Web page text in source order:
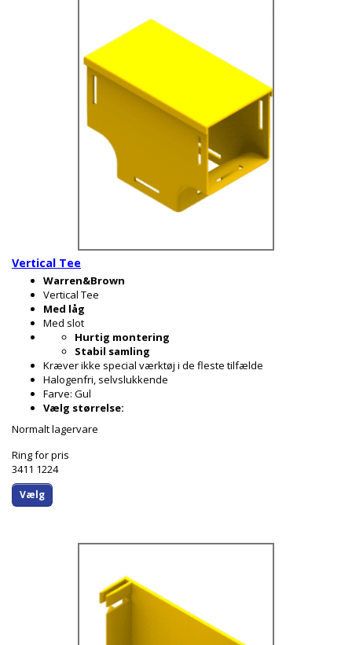
Vertical Tee
Warren&Brown
Vertical Tee
Med låg
Med slot
Hurtig montering
Stabil samling
Kræver ikke special værktøj i de fleste tilfælde
Halogenfri, selvslukkende
Farve: Gul
Vælg størrelse:
Normalt lagervare
Ring for pris
3411 1224
Vælg